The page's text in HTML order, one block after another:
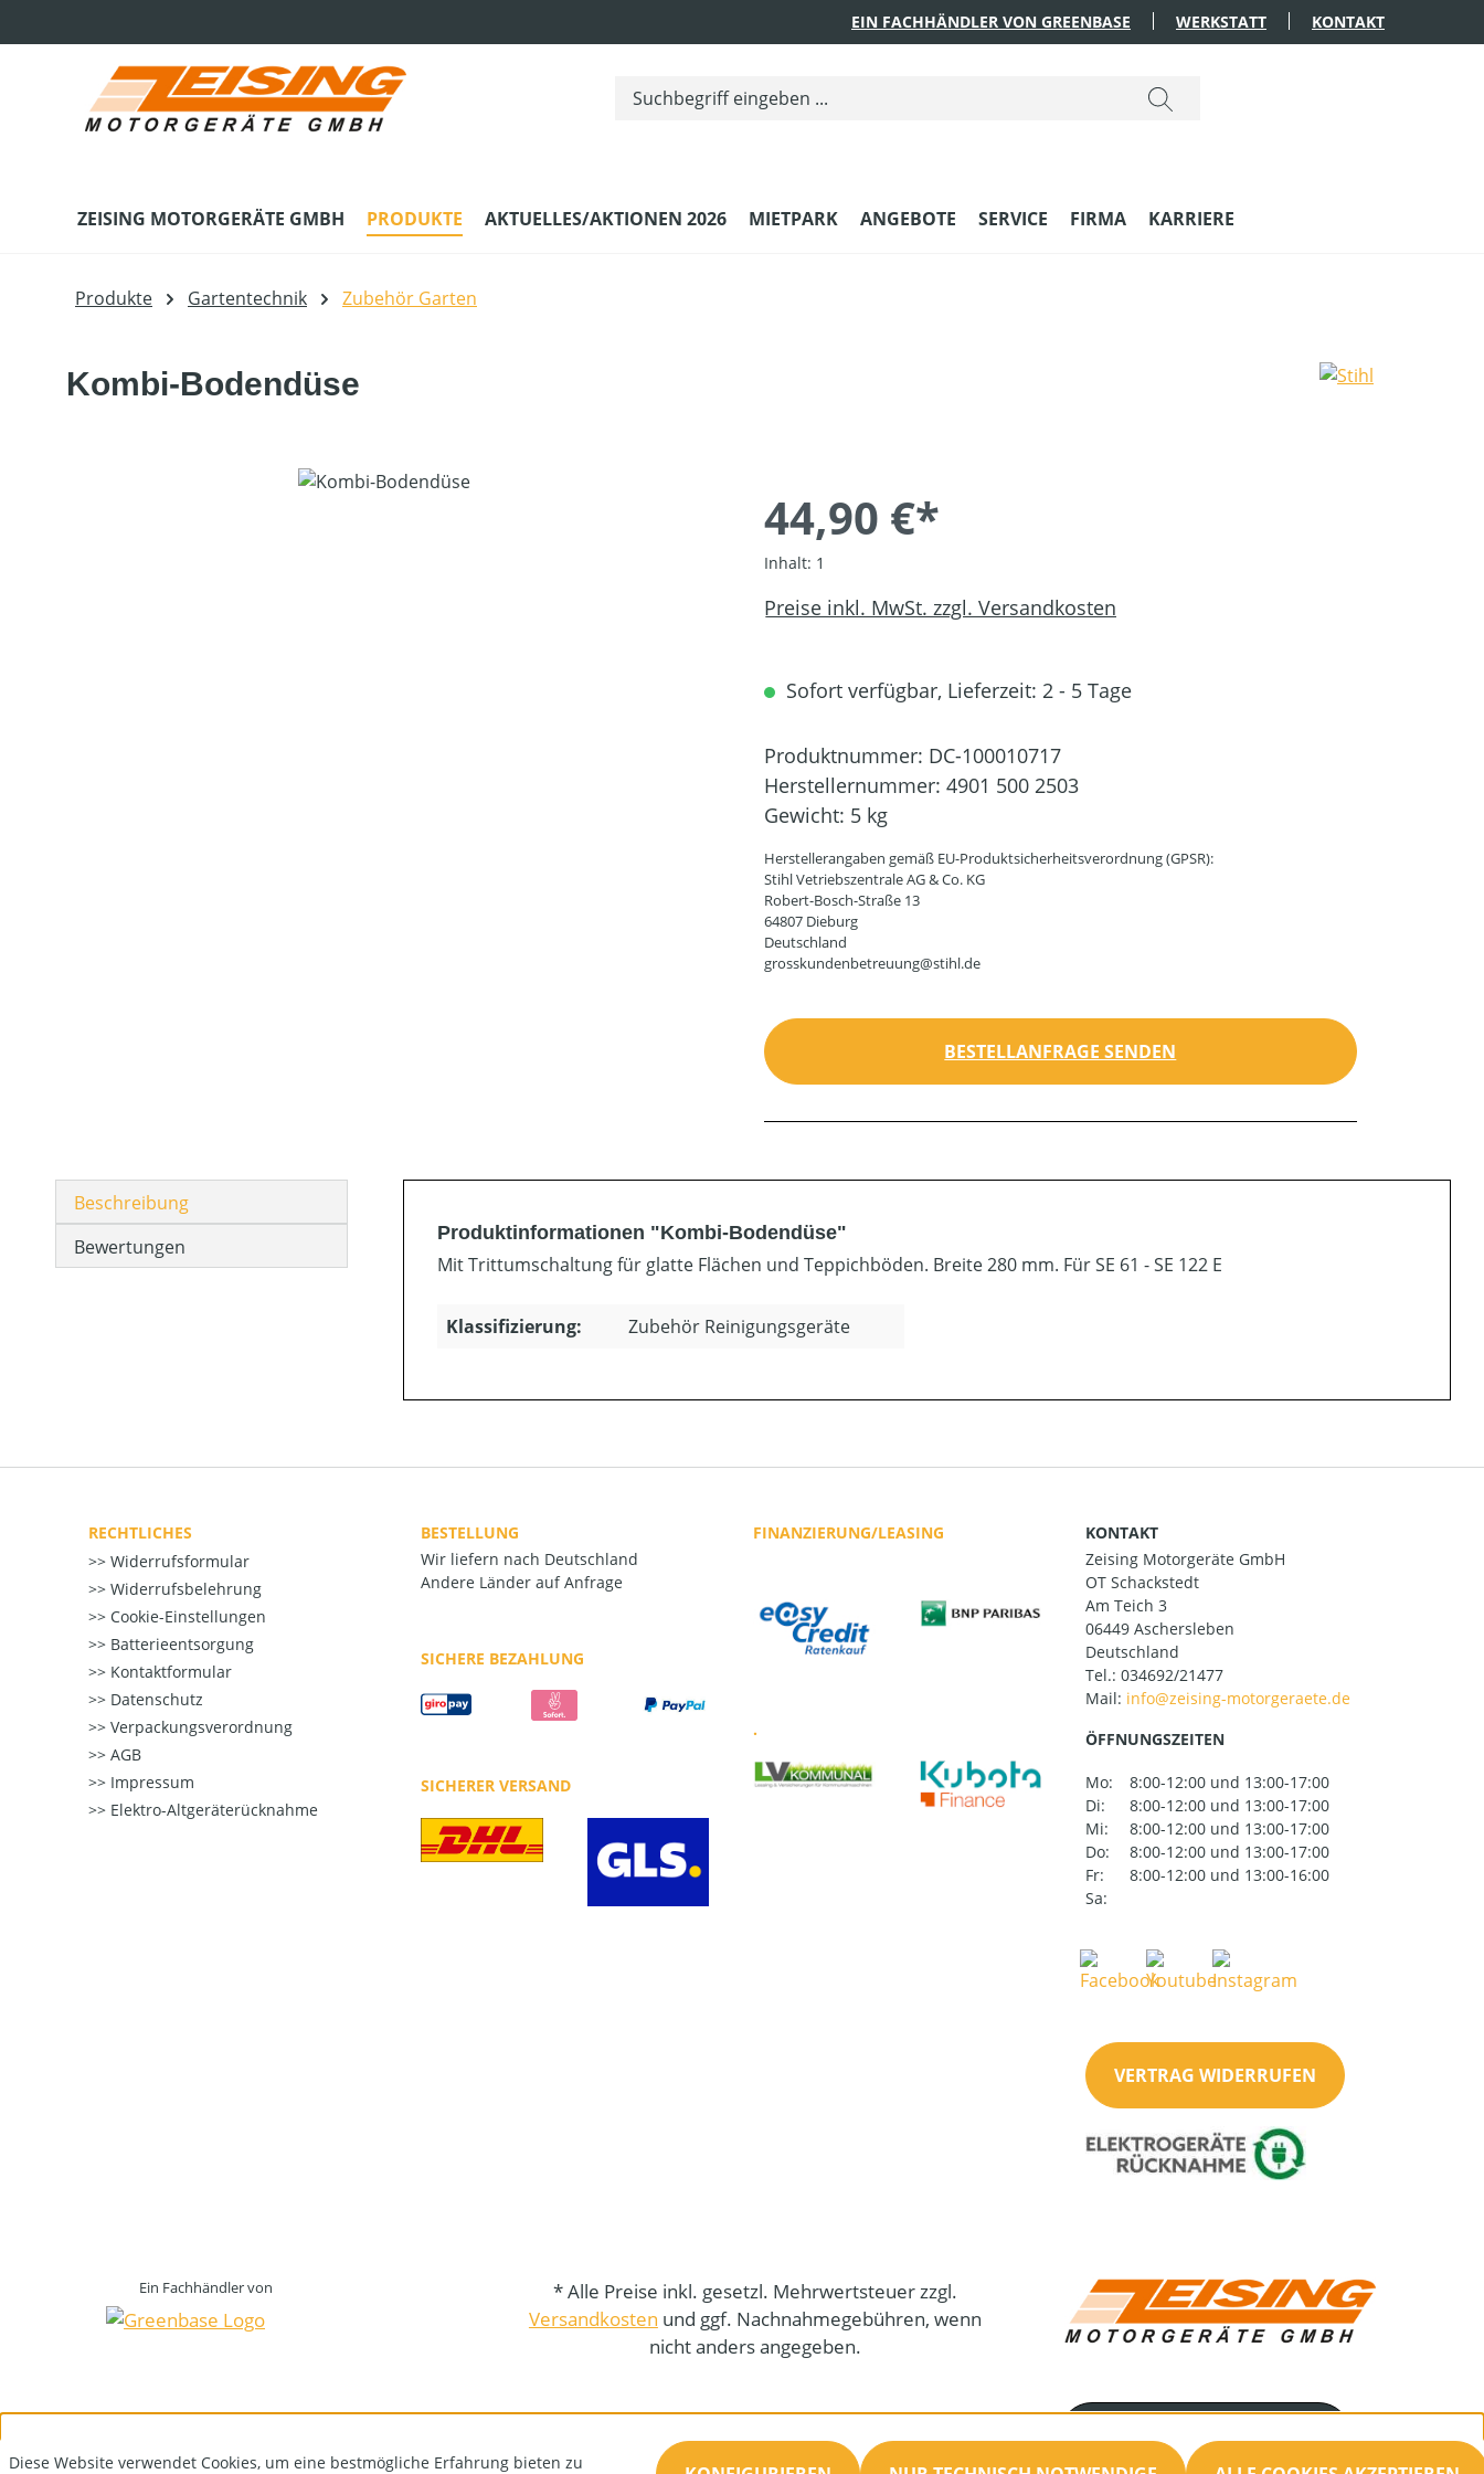
EIN FACHHÄNDLER VON GREENBASE WERKSTATT KONTAKT
ZEISING MOTORGERÄTE GMBH PRODUKTE AKTUELLES/AKTIONEN 2026 MIETPARK ANGEBOTE SERVICE FIRMA KARRIERE
Produkte Gartentechnik Zubehör Garten
Kombi-Bodendüse
44,90 €*
Inhalt: 1
Preise inkl. MwSt. zzgl. Versandkosten
Sofort verfügbar, Lieferzeit: 2 - 5 Tage
Produktnummer: DC-100010717
Herstellernummer: 4901 500 2503
Gewicht: 5 kg
Herstellerangaben gemäß EU-Produktsicherheitsverordnung (GPSR):
Stihl Vetriebszentrale AG & Co. KG
Robert-Bosch-Straße 13
64807 Dieburg
Deutschland
grosskundenbetreuung@stihl.de
BESTELLANFRAGE SENDEN
Beschreibung
Bewertungen
Produktinformationen "Kombi-Bodendüse"
Mit Trittumschaltung für glatte Flächen und Teppichböden. Breite 280 mm. Für SE 61 - SE 122 E
Klassifizierung: Zubehör Reinigungsgeräte
RECHTLICHES
Widerrufsformular
Widerrufsbelehrung
Cookie-Einstellungen
Batterieentsorgung
Kontaktformular
Datenschutz
Verpackungsverordnung
AGB
Impressum
Elektro-Altgeräterücknahme
BESTELLUNG
Wir liefern nach Deutschland
Andere Länder auf Anfrage
SICHERE BEZAHLUNG
SICHERER VERSAND
FINANZIERUNG/LEASING
.
KONTAKT
Zeising Motorgeräte GmbH
OT Schackstedt
Am Teich 3
06449 Aschersleben
Deutschland
Tel.: 034692/21477
Mail:
ÖFFNUNGSZEITEN
Mo:
8:00-12:00 und 13:00-17:00
Di:
8:00-12:00 und 13:00-17:00
Mi:
8:00-12:00 und 13:00-17:00
Do:
8:00-12:00 und 13:00-17:00
Fr:
8:00-12:00 und 13:00-16:00
Sa:
VERTRAG WIDERRUFEN
Ein Fachhändler von
* Alle Preise inkl. gesetzl. Mehrwertsteuer zzgl.
Versandkosten und ggf. Nachnahmegebühren, wenn
nicht anders angegeben.
034692/21477
Diese Website verwendet Cookies, um eine bestmögliche Erfahrung bieten zu